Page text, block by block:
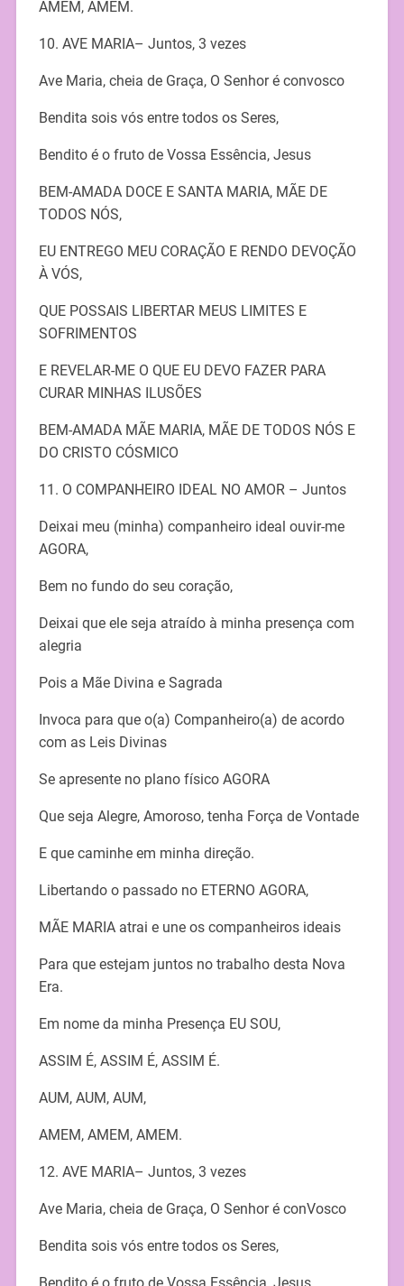
AMEM, AMEM.
10. AVE MARIA– Juntos, 3 vezes
Ave Maria, cheia de Graça, O Senhor é convosco
Bendita sois vós entre todos os Seres,
Bendito é o fruto de Vossa Essência, Jesus
BEM-AMADA DOCE E SANTA MARIA, MÃE DE
TODOS NÓS,
EU ENTREGO MEU CORAÇÃO E RENDO DEVOÇÃO
À VÓS,
QUE POSSAIS LIBERTAR MEUS LIMITES E
SOFRIMENTOS
E REVELAR-ME O QUE EU DEVO FAZER PARA
CURAR MINHAS ILUSÕES
BEM-AMADA MÃE MARIA, MÃE DE TODOS NÓS E
DO CRISTO CÓSMICO
11. O COMPANHEIRO IDEAL NO AMOR – Juntos
Deixai meu (minha) companheiro ideal ouvir-me
AGORA,
Bem no fundo do seu coração,
Deixai que ele seja atraído à minha presença com
alegria
Pois a Mãe Divina e Sagrada
Invoca para que o(a) Companheiro(a) de acordo
com as Leis Divinas
Se apresente no plano físico AGORA
Que seja Alegre, Amoroso, tenha Força de Vontade
E que caminhe em minha direção.
Libertando o passado no ETERNO AGORA,
MÃE MARIA atrai e une os companheiros ideais
Para que estejam juntos no trabalho desta Nova
Era.
Em nome da minha Presença EU SOU,
ASSIM É, ASSIM É, ASSIM É.
AUM, AUM, AUM,
AMEM, AMEM, AMEM.
12. AVE MARIA– Juntos, 3 vezes
Ave Maria, cheia de Graça, O Senhor é conVosco
Bendita sois vós entre todos os Seres,